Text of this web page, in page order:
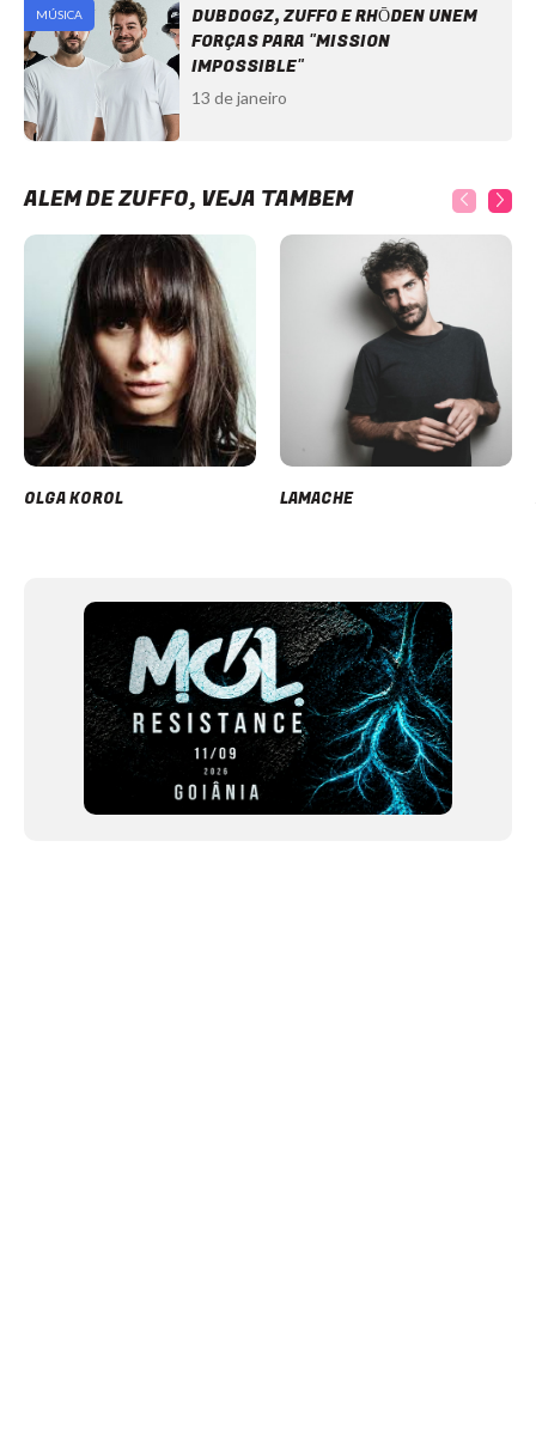
MÚSICA
DUBDOGZ, ZUFFO E RHŌDEN UNEM
FORÇAS PARA "MISSION
IMPOSSIBLE"
13 de janeiro
ALÉM DE ZUFFO, VEJA TAMBÉM
OLGA KOROL LAMACHE